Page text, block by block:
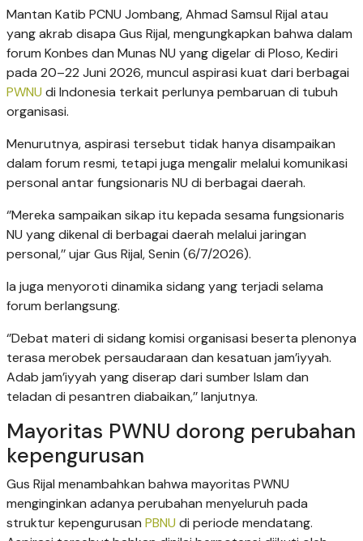
Mantan Katib PCNU Jombang, Ahmad Samsul Rijal atau
yang akrab disapa Gus Rijal, mengungkapkan bahwa dalam
forum Konbes dan Munas NU yang digelar di Ploso, Kediri
pada 20–22 Juni 2026, muncul aspirasi kuat dari berbagai
PWNU di Indonesia terkait perlunya pembaruan di tubuh
organisasi.
Menurutnya, aspirasi tersebut tidak hanya disampaikan
dalam forum resmi, tetapi juga mengalir melalui komunikasi
personal antar fungsionaris NU di berbagai daerah.
‘’Mereka sampaikan sikap itu kepada sesama fungsionaris
NU yang dikenal di berbagai daerah melalui jaringan
personal,’’ ujar Gus Rijal, Senin (6/7/2026).
Ia juga menyoroti dinamika sidang yang terjadi selama
forum berlangsung.
‘’Debat materi di sidang komisi organisasi beserta plenonya
terasa merobek persaudaraan dan kesatuan jam’iyyah.
Adab jam’iyyah yang diserap dari sumber Islam dan
teladan di pesantren diabaikan,’’ lanjutnya.
Mayoritas PWNU dorong perubahan
kepengurusan
Gus Rijal menambahkan bahwa mayoritas PWNU
menginginkan adanya perubahan menyeluruh pada
struktur kepengurusan PBNU di periode mendatang.